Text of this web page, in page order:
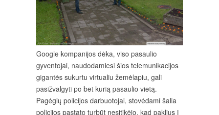
Google kompanijos dėka, viso pasaulio
gyventojai, naudodamiesi šios telemunikacijos
gigantės sukurtu virtualiu žemėlapiu, gali
pasižvalgyti po bet kurią pasaulio vietą.
Pagėgių policijos darbuotojai, stovėdami šalia
policijos pastato turbūt nesitikėjo, kad paklius į